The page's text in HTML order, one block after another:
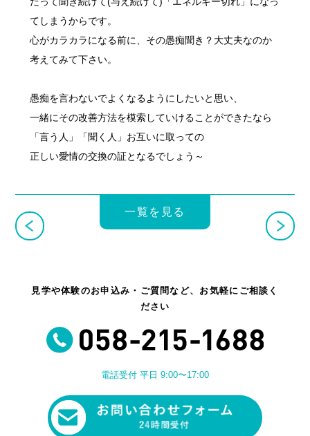
てしまうからです。
心がカラカラになる前に、その愚痴聞き？大丈夫なのか
考えてみて下さい。
愚痴を言わないでよくなるようにしたいと思い、
一緒にその改善方法を模索していけることができたなら
「言う人」「聞く人」お互いに取っての
正しい愛情の交換の証となるでしょう～
一覧を見る
見学や体験のお申込み・ご質問など、お気軽にご相談く
ださい
電話受付 平日 9:00〜17:00